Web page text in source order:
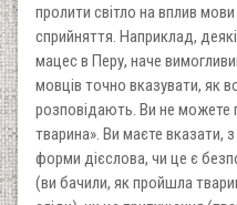
пролити світло на вплив
сприйняття. Наприклад,
мацес в Перу, наче
мовців точно вказувати, як
розповідають. Ви не можете
тварина». Ви маєте вказати,
форми дієслова, чи це є
(ви бачили, як пройшла